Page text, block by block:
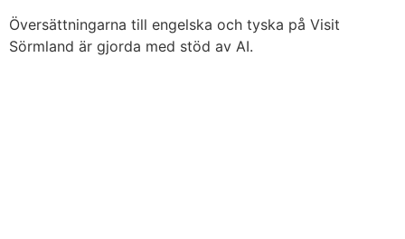
Översättningarna till engelska och tyska på Visit
Sörmland är gjorda med stöd av AI.